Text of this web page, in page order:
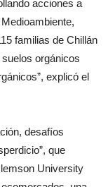
acciones a
familias de Chillán
orgánicos
explicó el
desafíos
que
University